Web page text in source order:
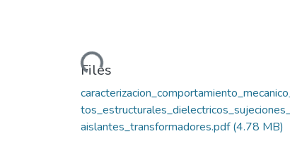
Loading...
Files
aislantes_transformadores.pdf(4.78 MB)